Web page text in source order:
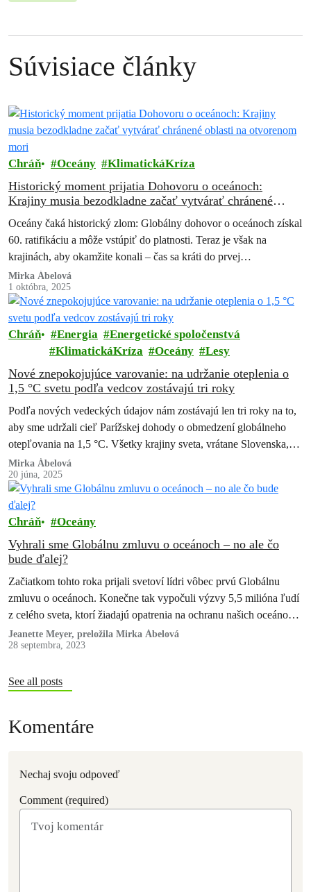
Súvisiace články
Chráň Oceány KlimatickáKríza
Historický moment prijatia Dohovoru o oceánoch:
Krajiny musia bezodkladne začať vytvárať chránené
oblasti na otvorenom mori
Oceány čaká historický zlom: Globálny dohovor o oceánoch získal
60. ratifikáciu a môže vstúpiť do platnosti. Teraz je však na
krajinách, aby okamžite konali – čas sa kráti do prvej…
Mirka Ábelová
1 októbra, 2025
Chráň Energia
Energetické spoločenstvá
KlimatickáKríza
Oceány Lesy
Nové znepokojujúce varovanie: na udržanie oteplenia o
1,5 °C svetu podľa vedcov zostávajú tri roky
Podľa nových vedeckých údajov nám zostávajú len tri roky na to,
aby sme udržali cieľ Parížskej dohody o obmedzení globálneho
otepľovania na 1,5 °C. Všetky krajiny sveta, vrátane Slovenska,
musia…
Mirka Ábelová
20 júna, 2025
Chráň Oceány
Vyhrali sme Globálnu zmluvu o oceánoch – no ale čo
bude ďalej?
Začiatkom tohto roka prijali svetoví lídri vôbec prvú Globálnu
zmluvu o oceánoch. Konečne tak vypočuli výzvy 5,5 milióna ľudí
z celého sveta, ktorí žiadajú opatrenia na ochranu našich oceánov.
Po…
Jeanette Meyer, preložila Mirka Ábelová
28 septembra, 2023
See all posts
Komentáre
Nechaj svoju odpoveď
Comment (required)